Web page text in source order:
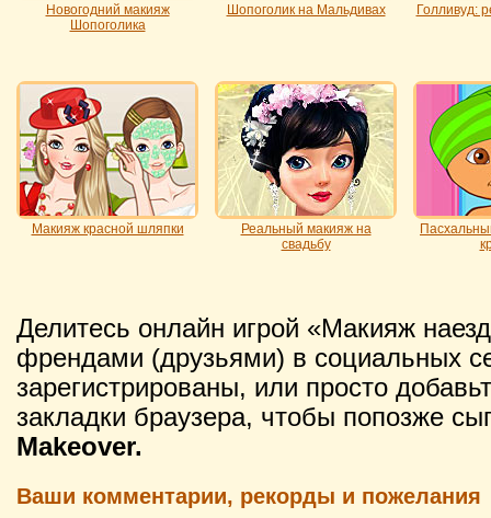
Новогодний макияж
Шопоголика
Шопоголик на Мальдивах Голливуд:
Макияж красной шляпки
Реальный макияж на
свадьбу
Делитесь онлайн игрой «Макияж
френдами (друзьями) в социальных
зарегистрированы, или просто
закладки браузера, чтобы попозже
Makeover.
Ваши комментарии, рекорды и пожелания